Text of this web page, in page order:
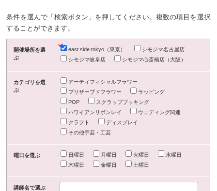
条件を選んで「検索ボタン」を押してください。複数の項目を選択
することができます。
開催場所を選
ぶ
east side tokyo（東京）
シモジマ名古屋店
シモジマ岐阜店
シモジマ心斎橋店（大阪）
カテゴリを選
ぶ
アーティフィシャルフラワー
プリザーブドフラワー
ラッピング
POP
スクラップブッキング
ハワイアンリボンレイ
ウェディング関連
クラフト
ディスプレイ
その他手芸・工芸
曜日を選ぶ 日曜日 月曜日 火曜日
水曜日
木曜日
金曜日 土曜日
講師名で選ぶ